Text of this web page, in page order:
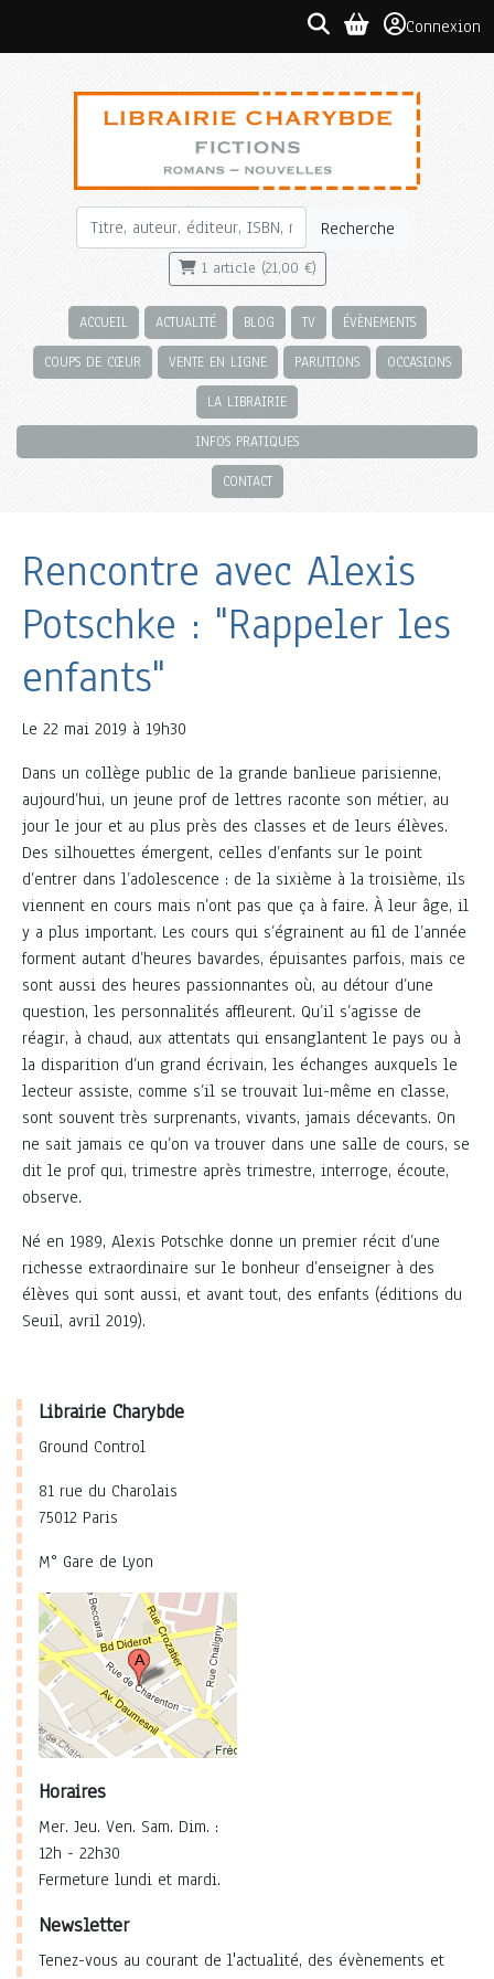
Connexion
Recherche
1 article (21,00 €)
ACCUEIL ACTUALITÉ BLOG TV ÉVÈNEMENTS
COUPS DE CŒUR VENTE EN LIGNE PARUTIONS OCCASIONS
LA LIBRAIRIE
INFOS PRATIQUES
CONTACT
Rencontre avec Alexis
Potschke : "Rappeler les
enfants"
Le 22 mai 2019 à 19h30
Dans un collège public de la grande banlieue parisienne,
aujourd’hui, un jeune prof de lettres raconte son métier, au
jour le jour et au plus près des classes et de leurs élèves.
Des silhouettes émergent, celles d’enfants sur le point
d’entrer dans l’adolescence : de la sixième à la troisième, ils
viennent en cours mais n’ont pas que ça à faire. À leur âge, il
y a plus important. Les cours qui s’égrainent au fil de l’année
forment autant d’heures bavardes, épuisantes parfois, mais ce
sont aussi des heures passionnantes où, au détour d’une
question, les personnalités affleurent. Qu’il s’agisse de
réagir, à chaud, aux attentats qui ensanglantent le pays ou à
la disparition d’un grand écrivain, les échanges auxquels le
lecteur assiste, comme s’il se trouvait lui-même en classe,
sont souvent très surprenants, vivants, jamais décevants. On
ne sait jamais ce qu’on va trouver dans une salle de cours, se
dit le prof qui, trimestre après trimestre, interroge, écoute,
observe.
Né en 1989, Alexis Potschke donne un premier récit d’une
richesse extraordinaire sur le bonheur d’enseigner à des
élèves qui sont aussi, et avant tout, des enfants (éditions du
Seuil, avril 2019).
Librairie Charybde
Ground Control
81 rue du Charolais
75012 Paris
M° Gare de Lyon
Horaires
Mer. Jeu. Ven. Sam. Dim. :
12h - 22h30
Fermeture lundi et mardi.
Newsletter
Tenez-vous au courant de l'actualité, des évènements et